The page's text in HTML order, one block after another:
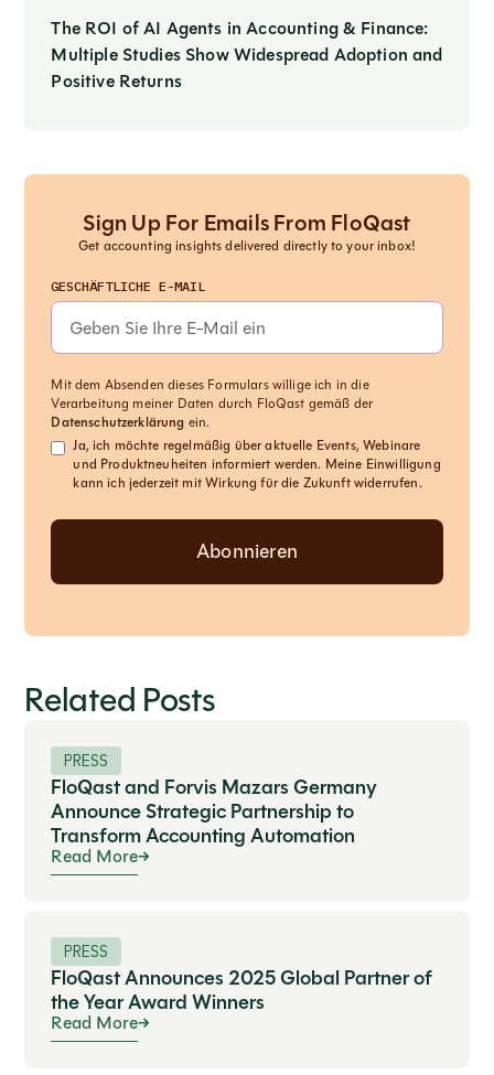
The ROI of AI Agents in Accounting & Finance:
Multiple Studies Show Widespread Adoption and
Positive Returns
Sign Up For Emails From FloQast
Get accounting insights delivered directly to your inbox!
GESCHÄFTLICHE E-MAIL
Mit dem Absenden dieses Formulars willige ich in die
Verarbeitung meiner Daten durch FloQast gemäß der
Datenschutzerklärung ein.
Ja, ich möchte regelmäßig über aktuelle Events, Webinare
und Produktneuheiten informiert werden. Meine Einwilligung
kann ich jederzeit mit Wirkung für die Zukunft widerrufen.
Related Posts
PRESS
FloQast and Forvis Mazars Germany
Announce Strategic Partnership to
Transform Accounting Automation
Read More
PRESS
FloQast Announces 2025 Global Partner of
the Year Award Winners
Read More